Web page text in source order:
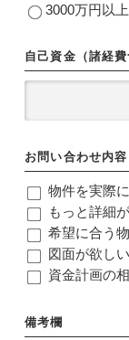
3000万円以上
自己資金（諸経費
お問い合わせ内容
物件を実際
もっと詳細
希望に合う
図面が欲しい
資金計画の
備考欄